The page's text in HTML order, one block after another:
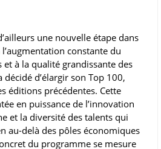
une nouvelle étape dans
constante du
à la qualité grandissante des
décidé d’élargir son Top 100,
éditions précédentes. Cette
en puissance de l’innovation
et la diversité des talents qui
au-delà des pôles économiques
du programme se mesure